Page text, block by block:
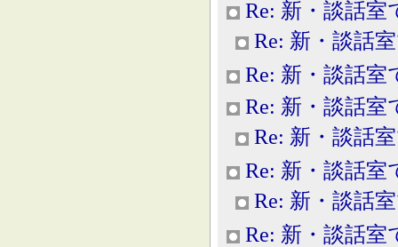
Re: 新・談話室
Re: 新・談話
Re: 新・談話室
Re: 新・談話室
Re: 新・談話
Re: 新・談話室
Re: 新・談話
Re: 新・談話室